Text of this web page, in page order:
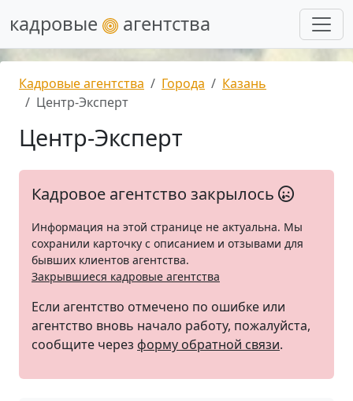
кадровые агентства
Кадровые агентства Города
Казань
Центр-Эксперт
Центр-Эксперт
Кадровое агентство закрылось
Информация на этой странице не актуальна. Мы
сохранили карточку с описанием и отзывами для
бывших клиентов агентства.
Закрывшиеся кадровые агентства
Если агентство отмечено по ошибке или
агентство вновь начало работу, пожалуйста,
сообщите через форму обратной связи.